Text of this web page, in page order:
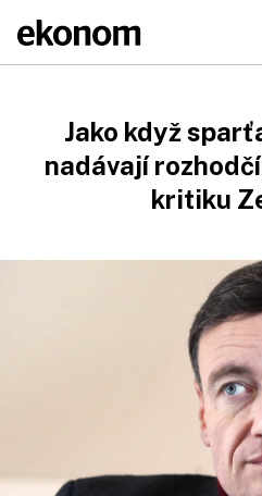
Jako když
nadávají
kritiku